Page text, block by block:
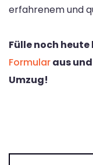
erfahrenem und
Fülle noch
Formularaus
Umzug!